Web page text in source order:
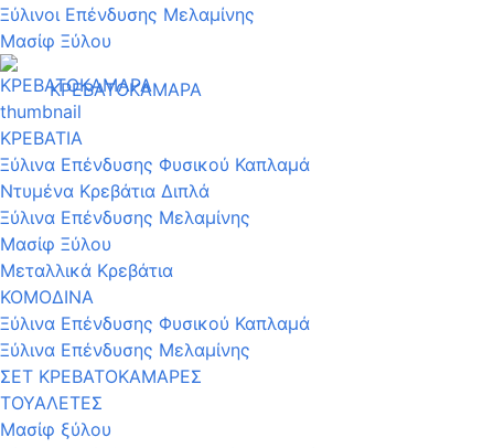
Ξύλινοι Επένδυσης Μελαμίνης
Μασίφ Ξύλου
ΚΡΕΒΑΤΟΚΑΜΑΡΑ
ΚΡΕΒΑΤΙΑ
Ξύλινα Επένδυσης Φυσικού Καπλαμά
Ντυμένα Κρεβάτια Διπλά
Ξύλινα Επένδυσης Μελαμίνης
Μασίφ Ξύλου
Μεταλλικά Κρεβάτια
ΚΟΜΟΔΙΝΑ
Ξύλινα Επένδυσης Φυσικού Καπλαμά
Ξύλινα Επένδυσης Μελαμίνης
ΣΕΤ ΚΡΕΒΑΤΟΚΑΜΑΡΕΣ
ΤΟΥΑΛΕΤΕΣ
Μασίφ ξύλου